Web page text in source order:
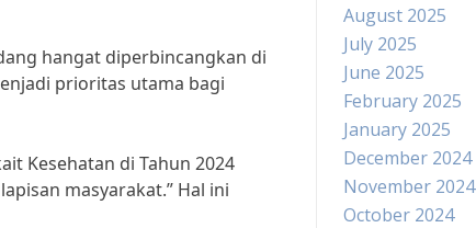
hangat diperbincangkan di
prioritas utama bagi
Kesehatan di Tahun 2024
masyarakat.” Hal ini
August 2025
July 2025
June 2025
February 2025
January 2025
December 2024
November 2024
October 2024